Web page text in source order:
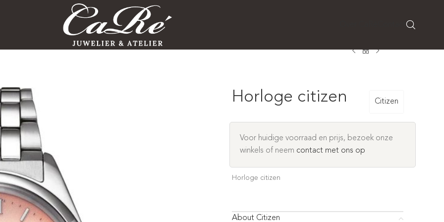
Horloge citizen Citizen
Voor huidige voorraad en prijs, bezoek onze
winkels of neem contact met ons op
Horloge citizen
About Citizen